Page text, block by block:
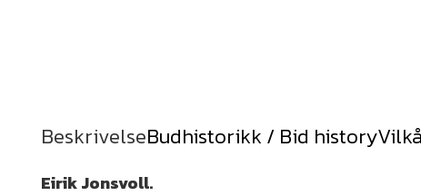
BeskrivelseBudhistorikk / Bid history
Eirik Jonsvoll.